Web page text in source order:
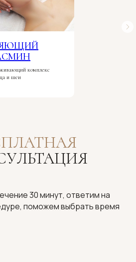
комплекс
и шеи
30 минут, ответим на
поможем выбрать время